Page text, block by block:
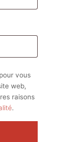
vous
web,
raisons
.